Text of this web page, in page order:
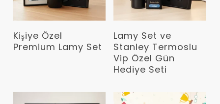
Devamını Oku
Kişiye Özel
Premium Lamy Set
Devamını Oku
Lamy Set ve
Stanley Termoslu
Vip Özel Gün
Hediye Seti